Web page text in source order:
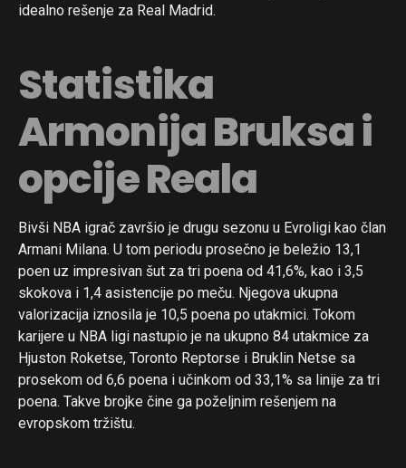
idealno rešenje za Real Madrid.
Statistika
Armonija Bruksa i
opcije Reala
Bivši NBA igrač završio je drugu sezonu u Evroligi kao član
Armani Milana. U tom periodu prosečno je beležio 13,1
poen uz impresivan šut za tri poena od 41,6%, kao i 3,5
skokova i 1,4 asistencije po meču. Njegova ukupna
valorizacija iznosila je 10,5 poena po utakmici. Tokom
karijere u NBA ligi nastupio je na ukupno 84 utakmice za
Hjuston Roketse, Toronto Reptorse i Bruklin Netse sa
prosekom od 6,6 poena i učinkom od 33,1% sa linije za tri
poena. Takve brojke čine ga poželjnim rešenjem na
evropskom tržištu.